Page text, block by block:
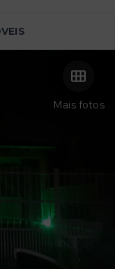
Mais fotos